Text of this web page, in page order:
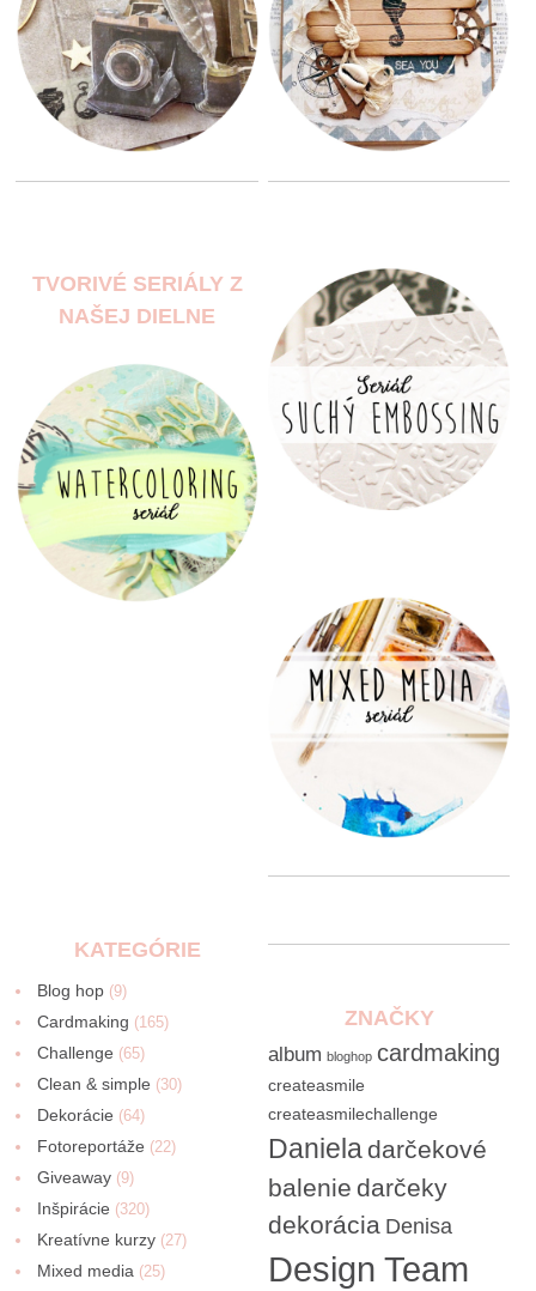
TVORIVÉ SERIÁLY Z
NAŠEJ DIELNE
KATEGÓRIE
Blog hop (9)
Cardmaking (165)
Challenge (65)
Clean & simple (30)
Dekorácie (64)
Fotoreportáže (22)
Giveaway (9)
Inšpirácie (320)
Kreatívne kurzy (27)
Mixed media (25)
ZNAČKY
album bloghop cardmaking
createasmile
createasmilechallenge
Daniela darčekové
balenie darčeky
dekorácia Denisa
Design Team